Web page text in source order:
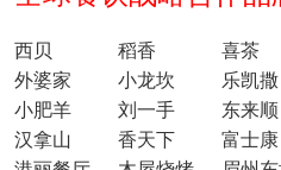
西贝 稻香
喜茶
外婆家
小龙坎
乐凯撒
小肥羊
刘一手
东来顺
汉拿山
香天下
富士康